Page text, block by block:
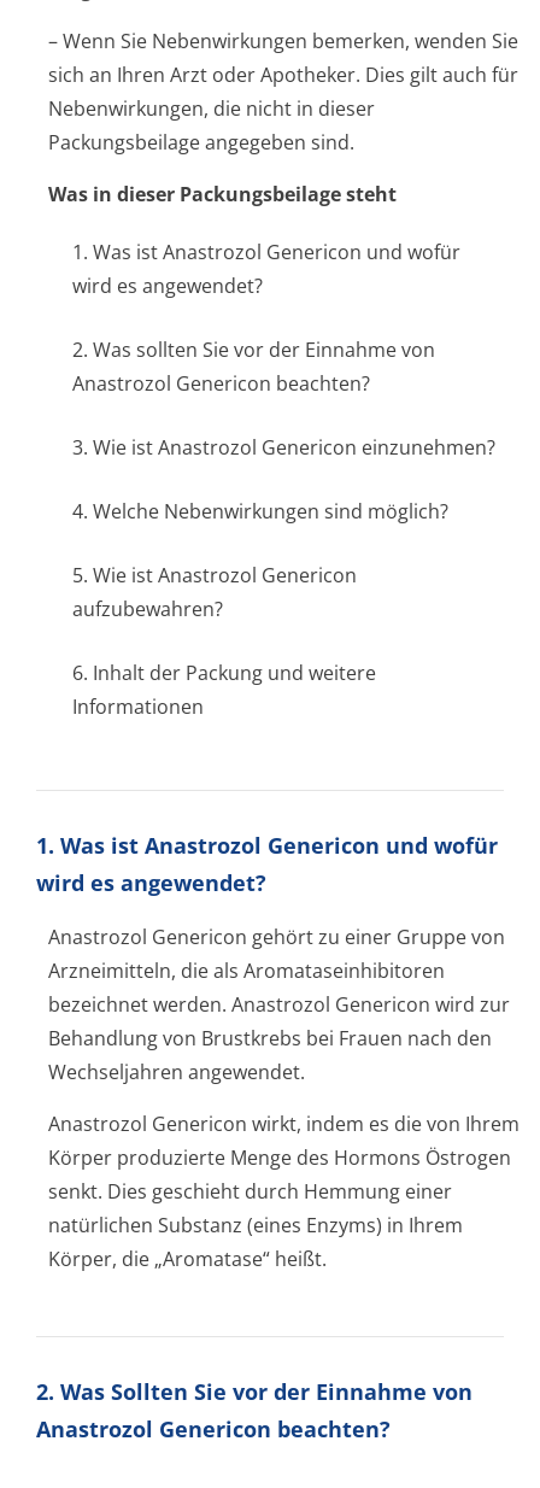
– Wenn Sie Nebenwirkungen bemerken, wenden Sie
sich an Ihren Arzt oder Apotheker. Dies gilt auch für
Nebenwirkungen, die nicht in dieser
Packungsbeilage angegeben sind.
Was in dieser Packungsbeilage steht
1. Was ist Anastrozol Genericon und wofür
wird es angewendet?
2. Was sollten Sie vor der Einnahme von
Anastrozol Genericon beachten?
3. Wie ist Anastrozol Genericon einzunehmen?
4. Welche Nebenwirkungen sind möglich?
5. Wie ist Anastrozol Genericon
aufzubewahren?
6. Inhalt der Packung und weitere
Informationen
1. Was ist Anastrozol Genericon und wofür
wird es angewendet?
Anastrozol Genericon gehört zu einer Gruppe von
Arzneimitteln, die als Aromataseinhi­bitoren
bezeichnet werden. Anastrozol Genericon wird zur
Behandlung von Brustkrebs bei Frauen nach den
Wechseljahren angewendet.
Anastrozol Genericon wirkt, indem es die von Ihrem
Körper produzierte Menge des Hormons Östrogen
senkt. Dies geschieht durch Hemmung einer
natürlichen Substanz (eines Enzyms) in Ihrem
Körper, die „Aromatase“ heißt.
2. Was Sollten Sie vor der Einnahme von
Anastrozol Genericon beachten?